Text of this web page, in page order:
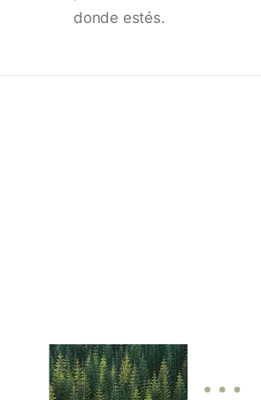
donde estés.